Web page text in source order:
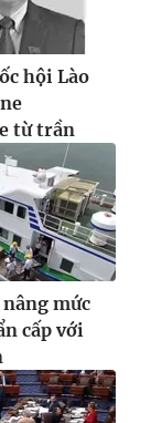
hội Lào
từ trần
mức
cấp với